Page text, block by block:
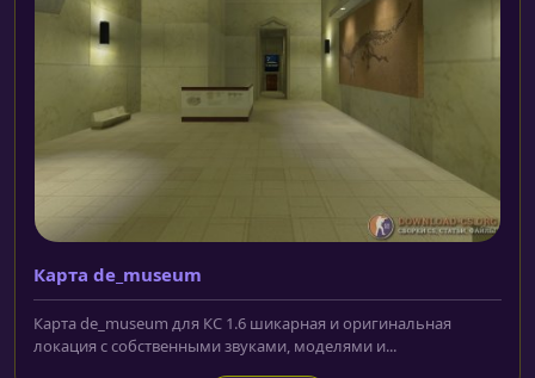
Карта de_museum
Карта de_museum для КС 1.6 шикарная и оригинальная
локация с собственными звуками, моделями и...